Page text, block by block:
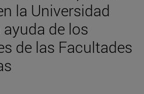
la Universidad
de los
de las Facultades